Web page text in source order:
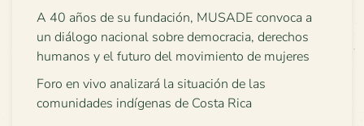
A 40 años de su fundación, MUSADE convoca a
un diálogo nacional sobre democracia, derechos
humanos y el futuro del movimiento de mujeres
Foro en vivo analizará la situación de las
comunidades indígenas de Costa Rica